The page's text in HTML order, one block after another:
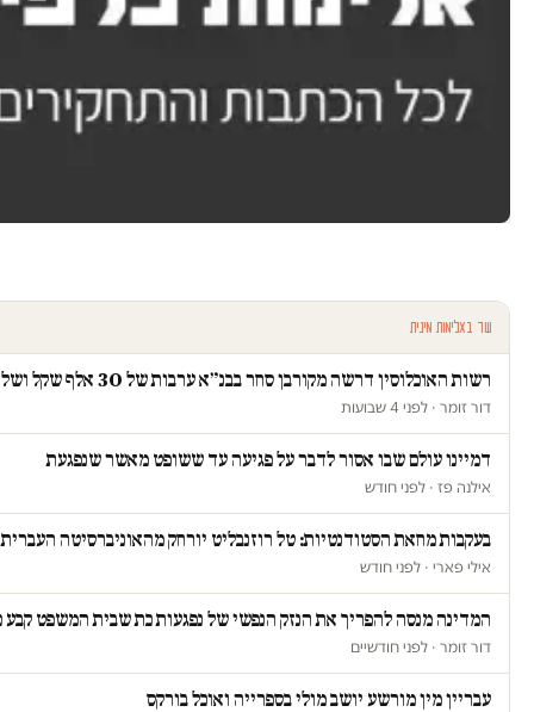
עוד באלימות מינית
רשות האוכלוסין דרשה מקורבן סחר בבנ״א ערבות של 30 אלף שקל ושלחה פקחים לבדוק אם "חזרה לזנות"
דור זומר · לפני 4 שבועות
דמיינו עולם שבו אסור לדבר על פגיעה עד ששופט מאשר שנפגעת
אילנה פז · לפני חודש
בעקבות מחאת הסטודנטיות: טל רוזנבליט יורחק מהאוניברסיטה העברית
אילי פארי · לפני חודש
המדינה מנסה להפריך את הנזק הנפשי של נפגעות כת שבית המשפט קבע
דור זומר · לפני חודשיים
עבריין מין מורשע יושב מולי בספרייה ואוכל בורקס